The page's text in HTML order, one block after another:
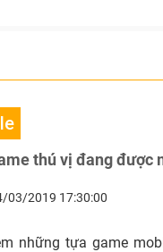
thú vị đang được
03/2019 17:30:00
những tựa game